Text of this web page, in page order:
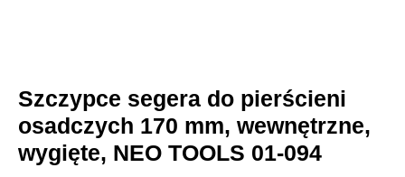
Szczypce segera do pierścieni
osadczych 170 mm, wewnętrzne,
wygięte, NEO TOOLS 01-094